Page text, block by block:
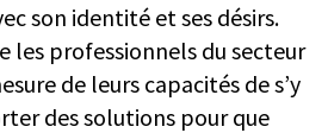
son identité et ses désirs.
les professionnels du secteur
de leurs capacités de s’y
des solutions pour que